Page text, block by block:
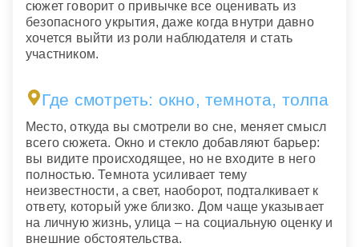
сюжет говорит о привычке все оценивать из
безопасного укрытия, даже когда внутри давно
хочется выйти из роли наблюдателя и стать
участником.
Где смотреть: окно, темнота, толпа
Место, откуда вы смотрели во сне, меняет смысл
всего сюжета. Окно и стекло добавляют барьер:
вы видите происходящее, но не входите в него
полностью. Темнота усиливает тему
неизвестности, а свет, наоборот, подталкивает к
ответу, который уже близко. Дом чаще указывает
на личную жизнь, улица – на социальную оценку и
внешние обстоятельства.